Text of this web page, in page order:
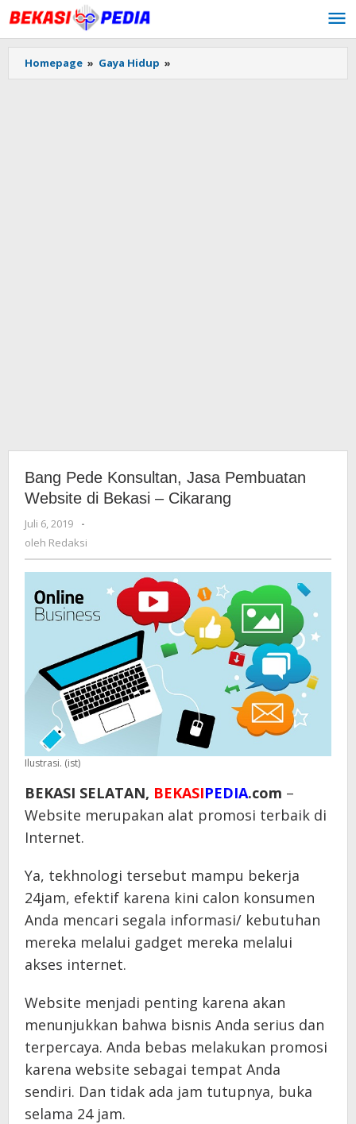
Lewati
ke
konten
Homepage » Gaya Hidup »
Pede
Bang Pede Konsultan, Jasa Pembuatan
Website di Bekasi – Cikarang
Juli 6, 2019
oleh
Redaksi
-
oleh Redaksi
Ilustrasi. (ist)
BEKASI SELATAN, BEKASIPEDIA.com –
Website merupakan alat promosi terbaik di
Internet.
Ya, tekhnologi tersebut mampu bekerja
24jam, efektif karena kini calon konsumen
Anda mencari segala informasi/ kebutuhan
mereka melalui gadget mereka melalui
akses internet.
Website menjadi penting karena akan
menunjukkan bahwa bisnis Anda serius dan
terpercaya. Anda bebas melakukan promosi
karena website sebagai tempat Anda
sendiri. Dan tidak ada jam tutupnya, buka
selama 24 jam.